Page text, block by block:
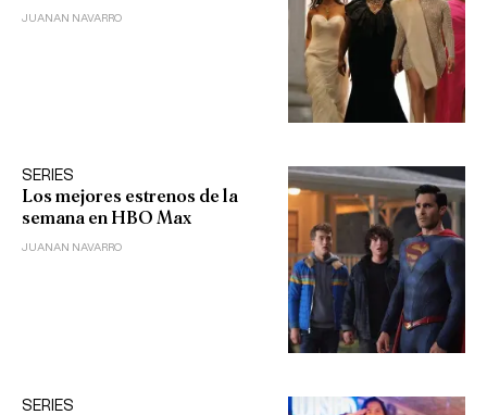
JUANAN NAVARRO
SERIES
Los mejores estrenos de la
semana en HBO Max
JUANAN NAVARRO
SERIES